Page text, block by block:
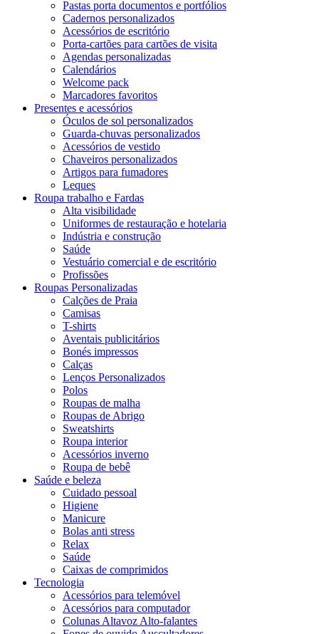
Pastas porta documentos e portfólios
Cadernos personalizados
Acessórios de escritório
Porta-cartões para cartões de visita
Agendas personalizadas
Calendários
Welcome pack
Marcadores favoritos
Presentes e acessórios
Óculos de sol personalizados
Guarda-chuvas personalizados
Acessórios de vestido
Chaveiros personalizados
Artigos para fumadores
Leques
Roupa trabalho e Fardas
Alta visibilidade
Uniformes de restauração e hotelaria
Indústria e construção
Saúde
Vestuário comercial e de escritório
Profissões
Roupas Personalizadas
Calções de Praia
Camisas
T-shirts
Aventais publicitários
Bonés impressos
Calças
Lenços Personalizados
Polos
Roupas de malha
Roupas de Abrigo
Sweatshirts
Roupa interior
Acessórios inverno
Roupa de bebê
Saúde e beleza
Cuidado pessoal
Higiene
Manicure
Bolas anti stress
Relax
Saúde
Caixas de comprimidos
Tecnologia
Acessórios para telemóvel
Acessórios para computador
Colunas Altavoz Alto-falantes